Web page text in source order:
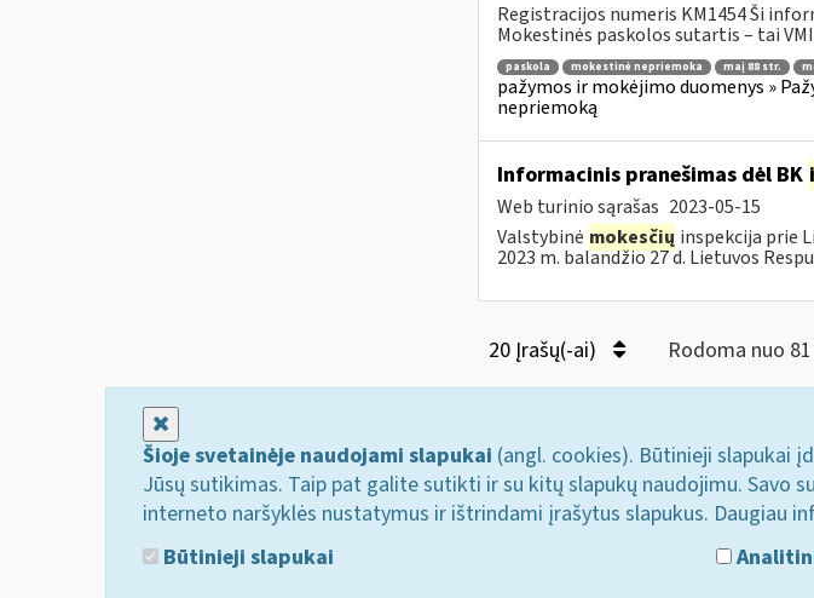
Registracijos numeris KM1454 Ši
Mokestinės paskolos sutartis – tai
paskola mokestinė nepriemoka maį 88 str.
pažymos ir mokėjimo duomenys »
nepriemoką
Informacinis pranešimas dėl BK
Web turinio sąrašas 2023-05-15
Valstybinė mokesčių inspekcija prie
2023 m. balandžio 27 d. Lietuvos
20 Įrašų(-ai) Rodoma nuo
Šioje svetainėje naudojami slapukai (angl. cookies). Būtinieji slapukai
Jūsų sutikimas. Taip pat galite sutikti ir su kitų slapukų naudojimu. Savo
interneto naršyklės nustatymus ir ištrindami įrašytus slapukus. Daugiau
Būtinieji slapukai